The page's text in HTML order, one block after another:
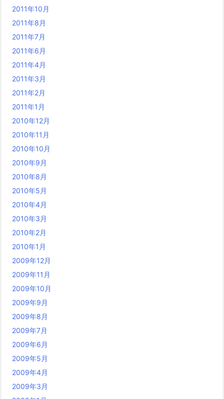
2011年10月
2011年8月
2011年7月
2011年6月
2011年4月
2011年3月
2011年2月
2011年1月
2010年12月
2010年11月
2010年10月
2010年9月
2010年8月
2010年5月
2010年4月
2010年3月
2010年2月
2010年1月
2009年12月
2009年11月
2009年10月
2009年9月
2009年8月
2009年7月
2009年6月
2009年5月
2009年4月
2009年3月